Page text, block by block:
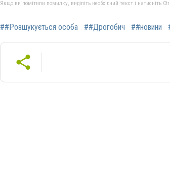
Якщо ви помітили помилку, виділіть необхідний текст і натисніть
##Розшукується особа ##Дрогобич ##новини